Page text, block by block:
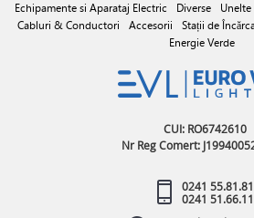
Echipamente si Aparataj Electric
Diverse Unelte
Cabluri & Conductori
Accesorii
Stații de
Energie Verde
CUI: RO6742610
Nr Reg Comert:
0241 55.81.81
0241 51.66.11